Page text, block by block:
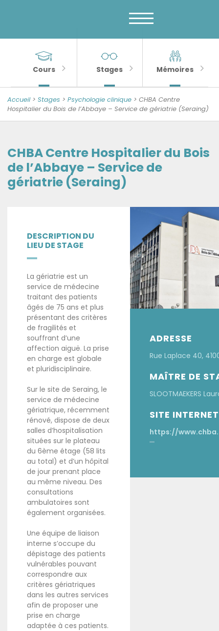
Banner
MENU
Psychologie
de
la
Sénescence
Sections
importantes
Cours Stages Mémoires
Accueil > Stages > Psychologie clinique > CHBA Centre
Hospitalier du Bois de l’Abbaye – Service de gériatrie (Seraing)
CHBA Centre Hospitalier du Bois
de l’Abbaye – Service de
gériatrie (Seraing)
DESCRIPTION DU
LIEU DE STAGE
La gériatrie est un
service de médecine
traitant des patients
âgés de 75 ans et plus
présentant des critères
de fragilités et
souffrant d’une
affection aiguë. La prise
en charge est globale
et pluridisciplinaire.
Sur le site de Seraing, le
service de médecine
gériatrique, récemment
rénové, dispose de deux
salles d’hospitalisation
situées sur le plateau
du 6ème étage (58 lits
au total) et d’un hôpital
de jour prenant place
au même niveau. Des
consultations
ambulatoires sont
également organisées.
Une équipe de liaison
interne s’occupe du
dépistage des patients
vulnérables pouvant
correspondre aux
critères gériatriques
dans les autres services
afin de proposer une
prise en charge
adaptée à ces patients.
ADRESSE
Rue Laplace 40,
MAÎTRE DE
SLOOTMAEKERS
SITE INTERNET
https://